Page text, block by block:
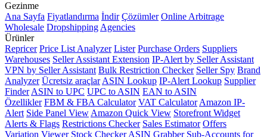
Gezinme
Ana Sayfa Fiyatlandırma İndir Çözümler Online Arbitrage
Wholesale Dropshipping Agencies
Ürünler
Repricer Price List Analyzer Lister Purchase Orders Suppliers
Warehouses Seller Assistant Extension IP-Alert by Seller Assistant
VPN by Seller Assistant Bulk Restriction Checker Seller Spy Brand
Analyzer Ücretsiz araçlar ASIN Lookup IP-Alert Lookup Supplier
Finder ASIN to UPC UPC to ASIN EAN to ASIN
Özellikler FBM & FBA Calculator VAT Calculator Amazon IP-
Alert Side Panel View Amazon Quick View Storefront Widget
Alerts & Flags Restrictions Checker Sales Estimator Offers
Variation Viewer Stock Checker ASIN Grabber Sub-Accounts for